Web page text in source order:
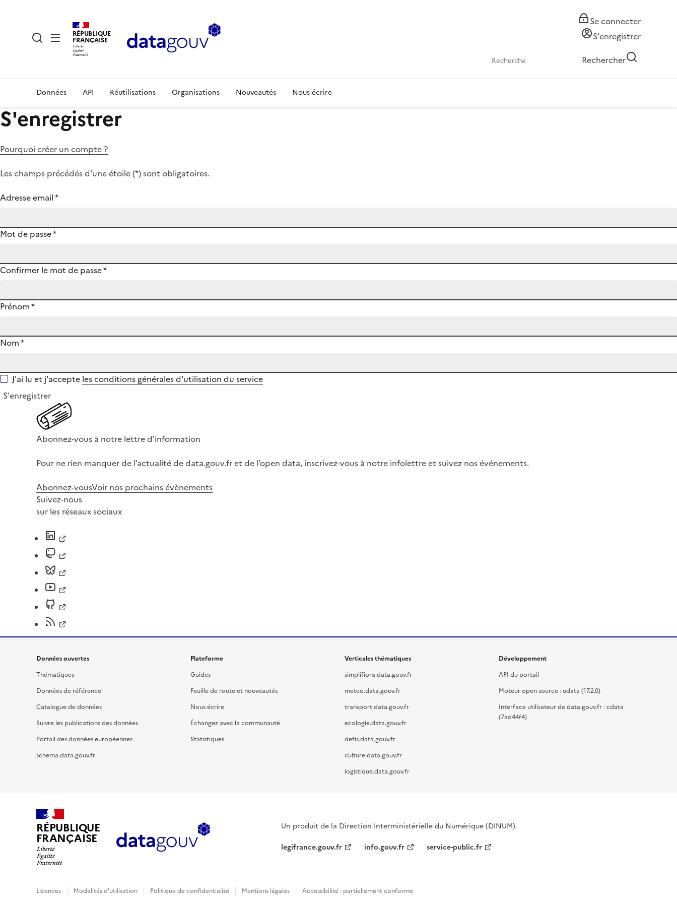
RÉPUBLIQUE
FRANÇAISE
Se connecter
S'enregistrer
Rechercher
Données API Réutilisations Organisations Nouveautés Nous écrire
S'enregistrer
Pourquoi créer un compte ?
Les champs précédés d'une étoile (*) sont obligatoires.
Adresse email*
Mot de passe*
Confirmer le mot de passe*
Prénom*
Nom*
J'ai lu et j'accepte les conditions générales d'utilisation du service
S'enregistrer
Abonnez-vous à notre lettre d'information
Pour ne rien manquer de l’actualité de data.gouv.fr et de l’open data, inscrivez-vous à notre infolettre et suivez nos événements.
Abonnez-vousVoir nos prochains évènements
Suivez-nous
sur les réseaux sociaux
Données ouvertes
Thématiques
Données de référence
Catalogue de données
Suivre les publications des données
Portail des données européennes
schema.data.gouv.fr
Plateforme
Guides
Feuille de route et nouveautés
Nous écrire
Échangez avec la communauté
Statistiques
Verticales thématiques
simplifions.data.gouv.fr
meteo.data.gouv.fr
transport.data.gouv.fr
ecologie.data.gouv.fr
defis.data.gouv.fr
culture.data.gouv.fr
logistique.data.gouv.fr
Développement
API du portail
Moteur open source : udata (17.2.0)
Interface utilisateur de data.gouv.fr : cdata
(7ad44f4)
RÉPUBLIQUE
FRANÇAISE
Un produit de la Direction Interministérielle du Numérique (DINUM).
legifrance.gouv.fr
info.gouv.fr service-public.fr
Licences Modalités d'utilisation Politique de confidentialité Mentions légales Accessibilité : partiellement conforme